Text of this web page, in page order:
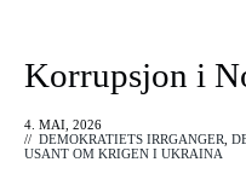
Korrupsjon i
4. MAI, 2026
// DEMOKRATIETS IRRGANGER
USANT OM KRIGEN I UKRAINA